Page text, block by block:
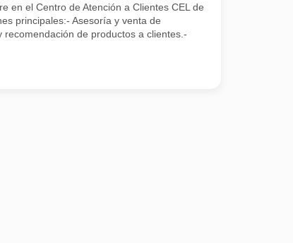
en el Centro de Atención a Clientes CEL de
principales:- Asesoría y venta de
de productos a clientes.-